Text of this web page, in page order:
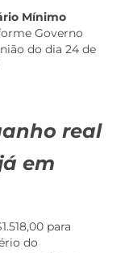
Mínimo
Governo
do dia 24 de
real
em
para
do